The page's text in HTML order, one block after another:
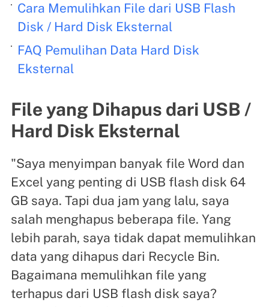
Cara Memulihkan File dari USB Flash
Disk / Hard Disk Eksternal
FAQ Pemulihan Data Hard Disk
Eksternal
File yang Dihapus dari USB /
Hard Disk Eksternal
"Saya menyimpan banyak file Word dan
Excel yang penting di USB flash disk 64
GB saya. Tapi dua jam yang lalu, saya
salah menghapus beberapa file. Yang
lebih parah, saya tidak dapat memulihkan
data yang dihapus dari Recycle Bin.
Bagaimana memulihkan file yang
terhapus dari USB flash disk saya?